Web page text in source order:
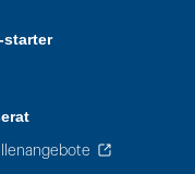
starter